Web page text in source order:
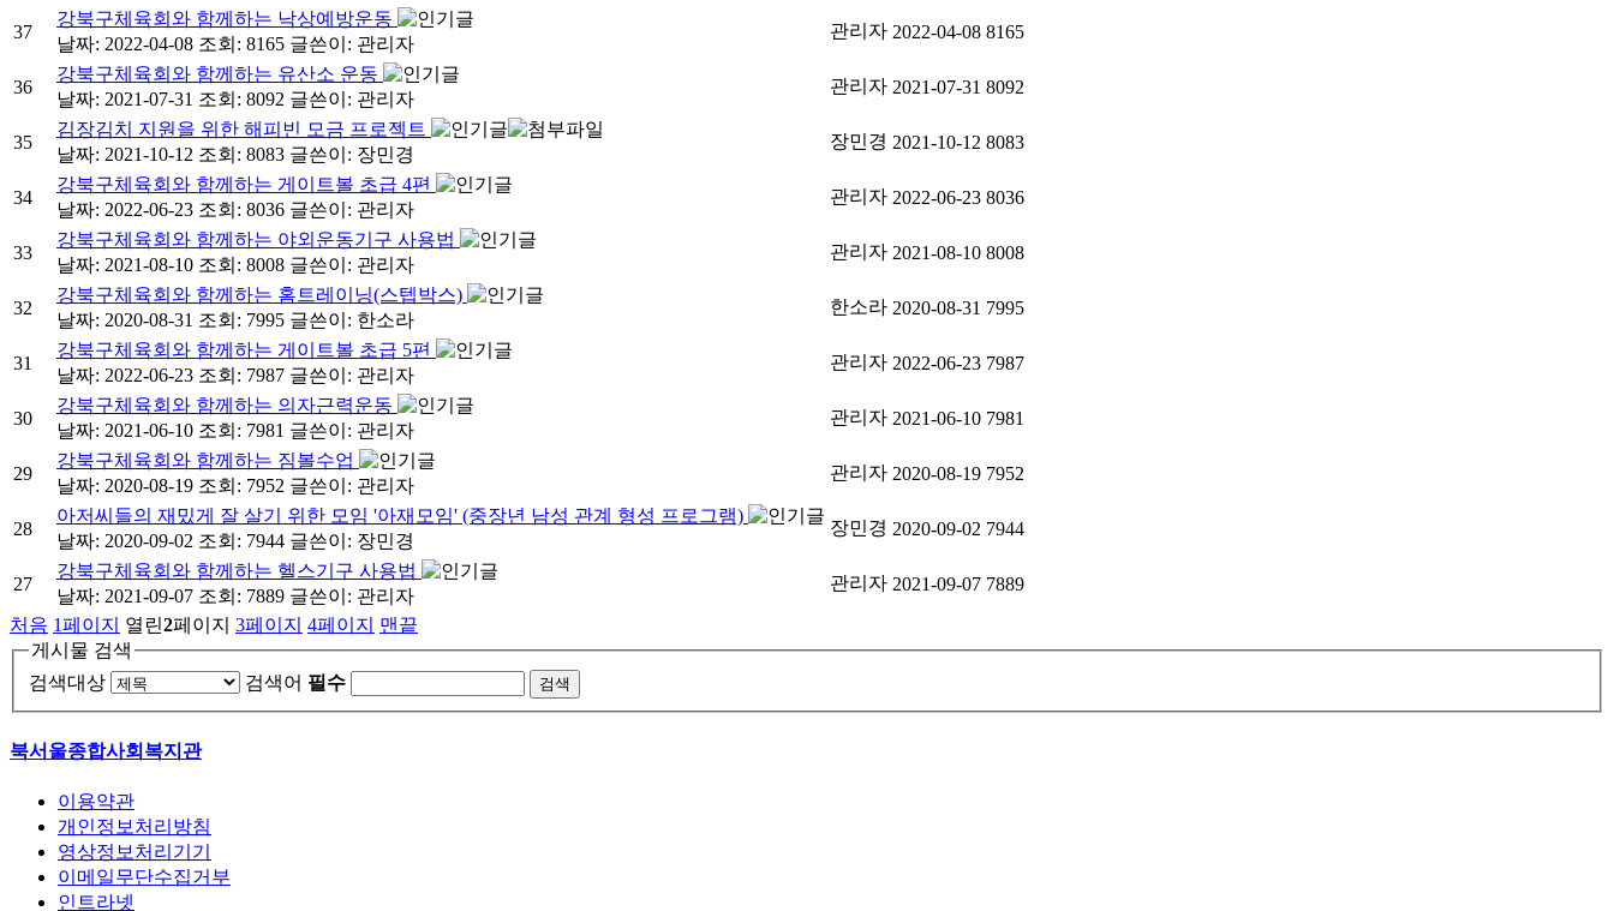
37
강북구체육회와 함께하는 낙상예방운동
날짜: 2022-04-08 조회: 8165 글쓴이: 관리자
관리자 2022-04-08 8165
36
강북구체육회와 함께하는 유산소 운동
날짜: 2021-07-31 조회: 8092 글쓴이: 관리자
관리자 2021-07-31 8092
35
김장김치 지원을 위한 해피빈 모금 프로젝트
날짜: 2021-10-12 조회: 8083 글쓴이: 장민경
장민경 2021-10-12 8083
34
강북구체육회와 함께하는 게이트볼 초급 4편
날짜: 2022-06-23 조회: 8036 글쓴이: 관리자
관리자 2022-06-23 8036
33
강북구체육회와 함께하는 야외운동기구 사용법
날짜: 2021-08-10 조회: 8008 글쓴이: 관리자
관리자 2021-08-10 8008
32
강북구체육회와 함께하는 홈트레이닝(스텝박스)
날짜: 2020-08-31 조회: 7995 글쓴이: 한소라
한소라 2020-08-31 7995
31
강북구체육회와 함께하는 게이트볼 초급 5편
날짜: 2022-06-23 조회: 7987 글쓴이: 관리자
관리자 2022-06-23 7987
30
강북구체육회와 함께하는 의자근력운동
날짜: 2021-06-10 조회: 7981 글쓴이: 관리자
관리자 2021-06-10 7981
29
강북구체육회와 함께하는 짐볼수업
날짜: 2020-08-19 조회: 7952 글쓴이: 관리자
관리자 2020-08-19 7952
28
아저씨들의 재밌게 잘 살기 위한 모임 '아재모임' (중장년 남성 관계 형성 프로그램)
날짜: 2020-09-02 조회: 7944 글쓴이: 장민경
장민경 2020-09-02 7944
27
강북구체육회와 함께하는 헬스기구 사용법
날짜: 2021-09-07 조회: 7889 글쓴이: 관리자
관리자 2021-09-07 7889
처음 1페이지 열린2페이지 3페이지 4페이지
맨끝
게시물 검색
검색대상
검색어 필수
북서울종합사회복지관
이용약관
개인정보처리방침
영상정보처리기기
이메일무단수집거부
인트라넷